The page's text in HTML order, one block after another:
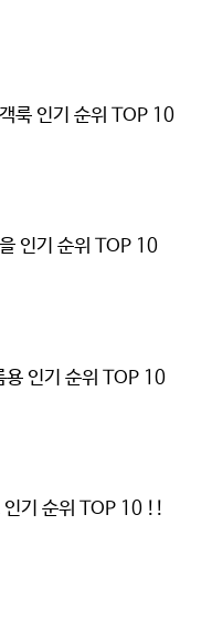
룩 인기 순위 TOP 10
인기 순위 TOP 10
용 인기 순위 TOP 10
기 순위 TOP 10 !!